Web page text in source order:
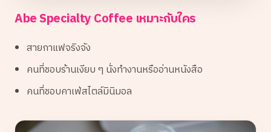
Abe Specialty Coffee เหมาะกับใคร
สายกาแฟจริงจัง
คนที่ชอบร้านเงียบ ๆ นั่งทำงานหรืออ่านหนังสือ
คนที่ชอบคาเฟ่สไตล์มินิมอล